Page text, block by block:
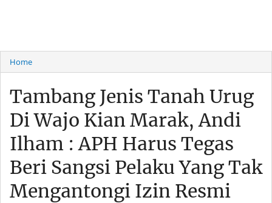
Home
Tambang Jenis Tanah Urug
Di Wajo Kian Marak, Andi
Ilham : APH Harus Tegas
Beri Sangsi Pelaku Yang Tak
Mengantongi Izin Resmi